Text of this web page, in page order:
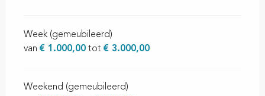
Week (gemeubileerd)
van € 1.000,00 tot € 3.000,00
Weekend (gemeubileerd)